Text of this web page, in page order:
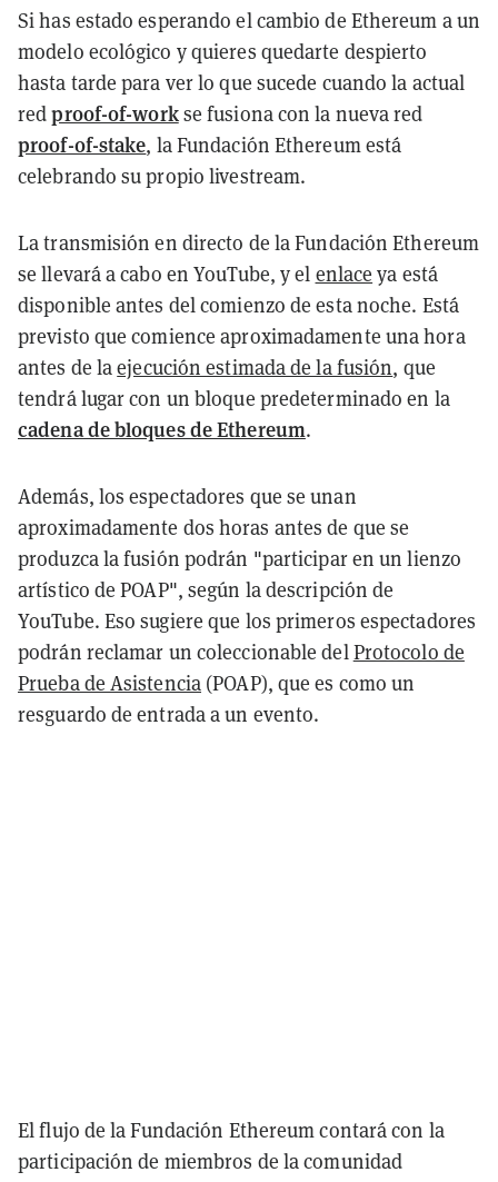
Si has estado esperando el cambio de Ethereum a un
modelo ecológico y quieres quedarte despierto
hasta tarde para ver lo que sucede cuando la actual
redproof-of-workse fusiona con la nueva red
proof-of-stake, la Fundación Ethereum está
celebrando su propio livestream.
La transmisión en directo de la Fundación Ethereum
se llevará a cabo en YouTube, y el enlace ya está
disponible antes del comienzo de esta noche. Está
previsto que comience aproximadamente una hora
antes de laejecución estimada de la fusión, que
tendrá lugar con un bloque predeterminado en la
cadena de bloques de Ethereum.
Además, los espectadores que se unan
aproximadamente dos horas antes de que se
produzca la fusión podrán "participar en un lienzo
artístico de POAP", según la descripción de
YouTube. Eso sugiere que los primeros espectadores
podrán reclamar un coleccionable delProtocolo de
Prueba de Asistencia (POAP), que es como un
resguardo de entrada a un evento.
El flujo de la Fundación Ethereum contará con la
participación de miembros de la comunidad